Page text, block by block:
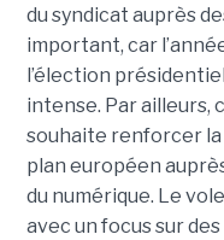
du syndicat auprès
important, car
l’élection
intense. Par ailleurs,
souhaite renforcer la
plan européen
du numérique. Le
avec un focus sur